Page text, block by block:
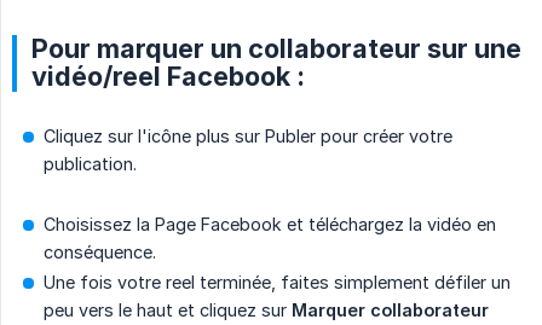
Pour marquer un collaborateur sur une
vidéo/reel Facebook :
Cliquez sur l'icône plus sur Publer pour créer votre
publication.
Choisissez la Page Facebook et téléchargez la vidéo en
conséquence.
Une fois votre reel terminée, faites simplement défiler un
peu vers le haut et cliquez sur Marquer collaborateur